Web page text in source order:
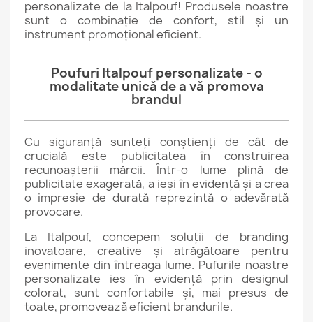
personalizate de la Italpouf! Produsele noastre
sunt o combinație de confort, stil și un
instrument promoțional eficient.
Poufuri Italpouf personalizate - o
modalitate unică de a vă promova
brandul
Cu siguranță sunteți conștienți de cât de
crucială este publicitatea în construirea
recunoașterii mărcii. Într-o lume plină de
publicitate exagerată, a ieși în evidență și a crea
o impresie de durată reprezintă o adevărată
provocare.
La Italpouf, concepem soluții de branding
inovatoare, creative și atrăgătoare pentru
evenimente din întreaga lume. Pufurile noastre
personalizate ies în evidență prin designul
colorat, sunt confortabile și, mai presus de
toate, promovează eficient brandurile.